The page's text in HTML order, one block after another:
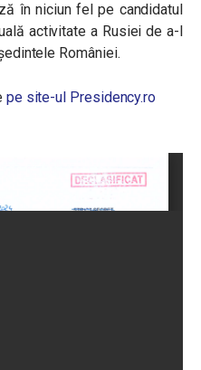
în niciun fel pe candidatul
activitate a Rusiei de a-l
României.
pe site-ul Presidency.ro